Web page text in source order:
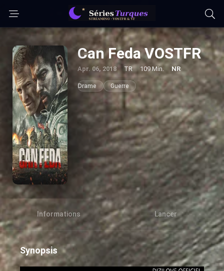
Can Feda VOSTFR
Apr. 06, 2018 TR 109 Min. NR
Drame Guerre
Informations Lancer
Synopsis